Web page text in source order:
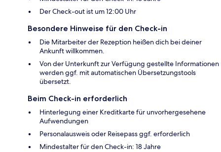
Der Check-out ist um 12:00 Uhr
Besondere Hinweise für den Check-in
Die Mitarbeiter der Rezeption heißen dich bei deiner
Ankunft willkommen.
Von der Unterkunft zur Verfügung gestellte Informationen
werden ggf. mit automatischen Übersetzungstools
übersetzt.
Beim Check-in erforderlich
Hinterlegung einer Kreditkarte für unvorhergesehene
Aufwendungen
Personalausweis oder Reisepass ggf. erforderlich
Mindestalter für den Check-in: 18 Jahre